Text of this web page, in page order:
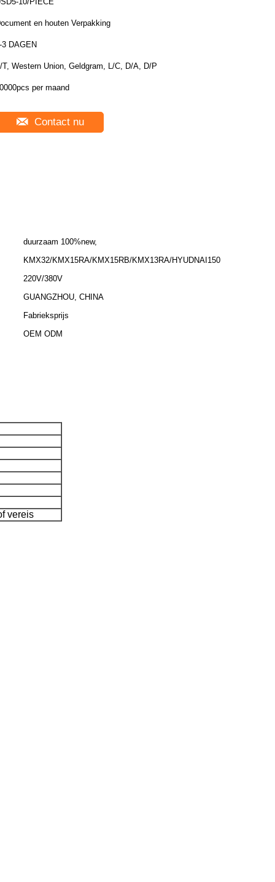
en houten Verpakking
3 DAGEN
T, Western Union, Geldgram, L/C, D/A, D/P
per maand
Contact nu
duurzaam 100%new,
KMX32/KMX15RA/KMX15RB/KMX13RA/HYUDNAI150
220V/380V
GUANGZHOU, CHINA
Fabrieksprijs
OEM ODM
vereis